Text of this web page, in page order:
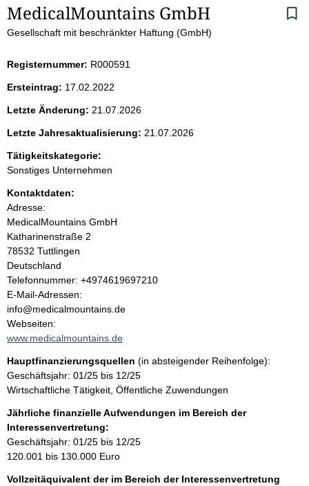
S
e
i
t
e
n
i
n
h
a
l
t
MedicalMountains GmbH
Gesellschaft mit beschränkter Haftung (GmbH)
Registernummer: R000591
Ersteintrag: 17.02.2022
Letzte Änderung: 21.07.2026
Letzte Jahresaktualisierung: 21.07.2026
Tätigkeitskategorie:
Sonstiges Unternehmen
Kontaktdaten:
Adresse:
MedicalMountains GmbH
Katharinenstraße 2
78532 Tuttlingen
Deutschland
K
o
n
t
a
t
i
n
f
o
r
m
t
Telefonnummer: +4974619697210
E-Mail-Adressen:
info@medicalmountains.de
Webseiten:
www.medicalmountains.de
Hauptfinanzierungsquellen (in absteigender Reihenfolge):
Geschäftsjahr: 01/25 bis 12/25
Wirtschaftliche Tätigkeit, Öffentliche Zuwendungen
Jährliche finanzielle Aufwendungen im Bereich der
Interessenvertretung:
Geschäftsjahr: 01/25 bis 12/25
120.001 bis 130.000 Euro
Vollzeitäquivalent der im Bereich der Interessenvertretung